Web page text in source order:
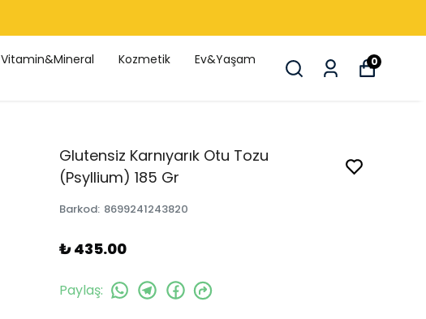
Vitamin&Mineral Kozmetik Ev&Yaşam 0
Glutensiz Karnıyarık Otu Tozu
(Psyllium) 185 Gr
Barkod: 8699241243820
₺ 435.00
Paylaş: